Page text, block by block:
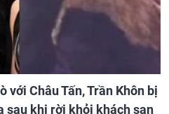
với Châu Tấn, Trần Khôn bị
sau khi rời khỏi khách sạn